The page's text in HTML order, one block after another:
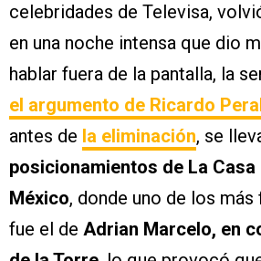
celebridades de Televisa,
en una noche intensa que dio
hablar fuera de la pantalla, la
el argumento de Ricardo
antes de la eliminación, se
posicionamientos de La
México, donde uno de los
fue el de Adrian Marcelo, en